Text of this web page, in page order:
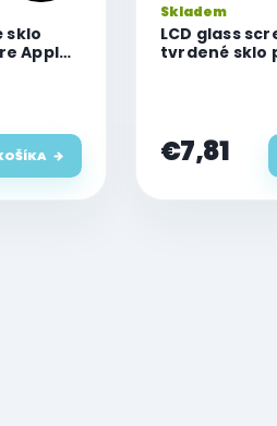
sklo
Apple
LCD glass
tvrdené sklo
Skladem
€7,81